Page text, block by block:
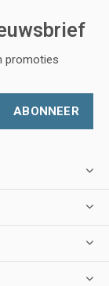
promoties
ABONNEER